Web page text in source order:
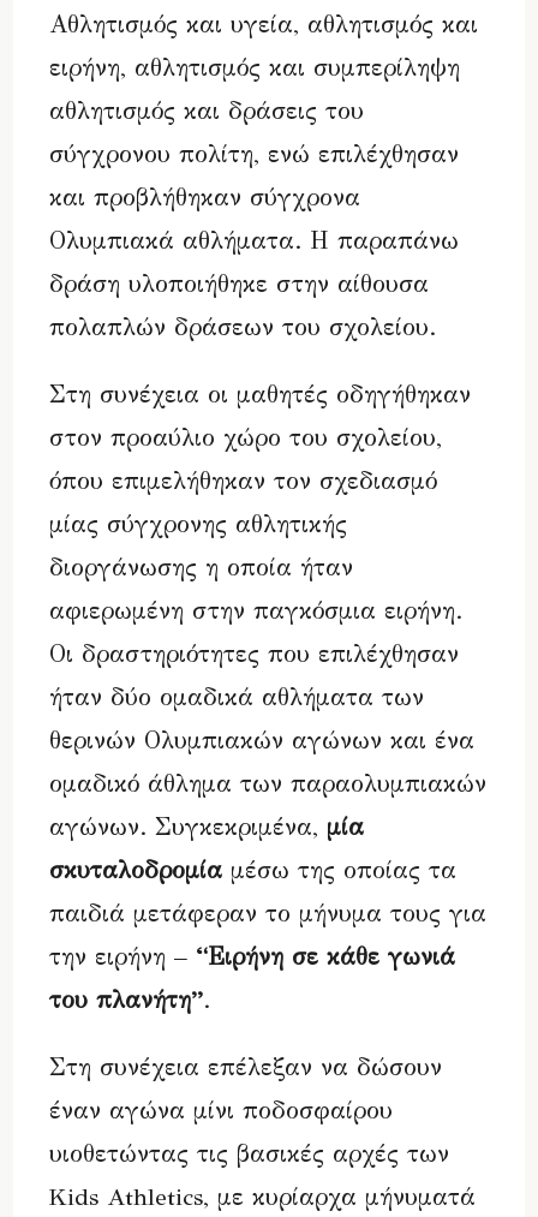
Αθλητισμός και υγεία, αθλητισμός και
ειρήνη, αθλητισμός και συμπερίληψη
αθλητισμός και δράσεις του
σύγχρονου πολίτη, ενώ επιλέχθησαν
και προβλήθηκαν σύγχρονα
Ολυμπιακά αθλήματα. Η παραπάνω
δράση υλοποιήθηκε στην αίθουσα
πολαπλών δράσεων του σχολείου.
Στη συνέχεια οι μαθητές οδηγήθηκαν
στον προαύλιο χώρο του σχολείου,
όπου επιμελήθηκαν τον σχεδιασμό
μίας σύγχρονης αθλητικής
διοργάνωσης η οποία ήταν
αφιερωμένη στην παγκόσμια ειρήνη.
Οι δραστηριότητες που επιλέχθησαν
ήταν δύο ομαδικά αθλήματα των
θερινών Ολυμπιακών αγώνων και ένα
ομαδικό άθλημα των παραολυμπιακών
αγώνων. Συγκεκριμένα, μία
σκυταλοδρομία μέσω της οποίας τα
παιδιά μετάφεραν το μήνυμα τους για
την ειρήνη – “Ειρήνη σε κάθε γωνιά
του πλανήτη”.
Στη συνέχεια επέλεξαν να δώσουν
έναν αγώνα μίνι ποδοσφαίρου
υιοθετώντας τις βασικές αρχές των
Kids Athletics, με κυρίαρχα μήνυματά